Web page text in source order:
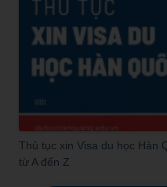
Thủ tục xin Visa du học Hàn
từ A đến Z